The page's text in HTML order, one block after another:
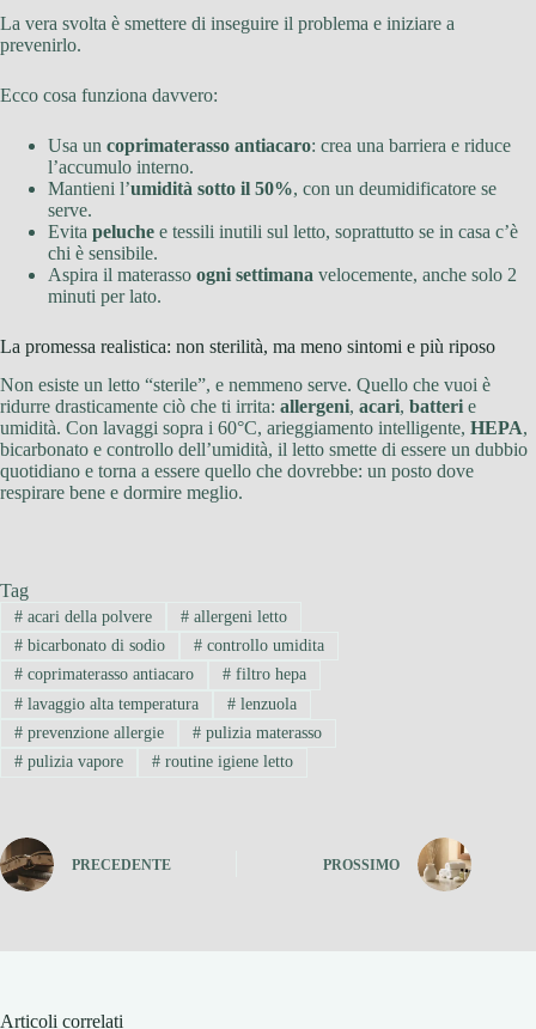
La vera svolta è smettere di inseguire il problema e iniziare a
prevenirlo.
Ecco cosa funziona davvero:
Usa un coprimaterasso antiacaro: crea una barriera e riduce
l’accumulo interno.
Mantieni l’umidità sotto il 50%, con un deumidificatore se
serve.
Evita peluche e tessili inutili sul letto, soprattutto se in casa c’è
chi è sensibile.
Aspira il materasso ogni settimana velocemente, anche solo 2
minuti per lato.
La promessa realistica: non sterilità, ma meno sintomi e più riposo
Non esiste un letto “sterile”, e nemmeno serve. Quello che vuoi è
ridurre drasticamente ciò che ti irrita: allergeni, acari, batteri e
umidità. Con lavaggi sopra i 60°C, arieggiamento intelligente, HEPA,
bicarbonato e controllo dell’umidità, il letto smette di essere un dubbio
quotidiano e torna a essere quello che dovrebbe: un posto dove
respirare bene e dormire meglio.
Tag
#acari della polvere #allergeni letto
#bicarbonato di sodio #controllo umidita
#coprimaterasso antiacaro #filtro hepa
#lavaggio alta temperatura #lenzuola
#prevenzione allergie #pulizia materasso
#pulizia vapore #routine igiene letto
PRECEDENTE PROSSIMO
Articoli correlati